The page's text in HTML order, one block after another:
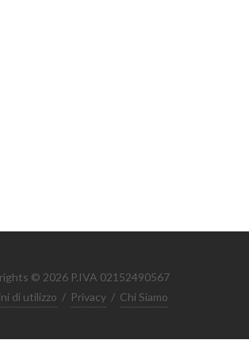
© 2026 P.IVA 02152490567
di utilizzo / Privacy / Chi Siamo